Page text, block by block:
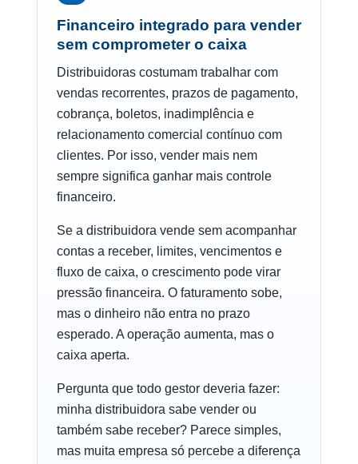
Financeiro integrado para vender
sem comprometer o caixa
Distribuidoras costumam trabalhar com
vendas recorrentes, prazos de pagamento,
cobrança, boletos, inadimplência e
relacionamento comercial contínuo com
clientes. Por isso, vender mais nem
sempre significa ganhar mais controle
financeiro.
Se a distribuidora vende sem acompanhar
contas a receber, limites, vencimentos e
fluxo de caixa, o crescimento pode virar
pressão financeira. O faturamento sobe,
mas o dinheiro não entra no prazo
esperado. A operação aumenta, mas o
caixa aperta.
Pergunta que todo gestor deveria fazer:
minha distribuidora sabe vender ou
também sabe receber? Parece simples,
mas muita empresa só percebe a diferença